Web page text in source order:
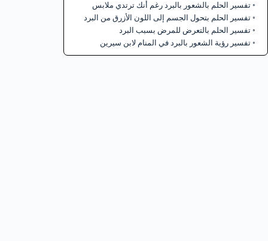
تفسير الحلم بالشعور بالبرد رغم أنك ترتدي ملابس
تفسير الحلم بتحول الجسم إلى اللون الأزرق من البرد
تفسير الحلم بالتعرض للمرض بسبب البرد
تفسير رؤية الشعور بالبرد في المنام لابن سيرين